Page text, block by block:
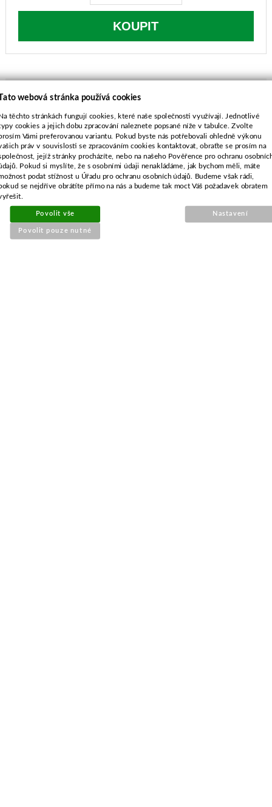
KOUPIT
POPIS ZBOŽÍ
PŘILOŽENÉ SOUBORY
Návod k obsluze najdete ve složce SOUBORY
SOUVISEJÍCÍ PRODUKTY
webová stránka používá cookies
těchto stránkách fungují cookies, které naše společnosti využívají. Jednotlivé
cookies a jejich dobu zpracování naleznete popsané níže v tabulce. Zvolte
Vámi preferovanou variantu. Pokud byste nás potřebovali ohledně výkonu
práv v souvislosti se zpracováním cookies kontaktovat, obraťte se prosím na
jejíž stránky procházíte, nebo na našeho Pověřence pro ochranu
Pokud si myslíte, že s osobními údaji nenakládáme, jak bychom měli, máte
podat stížnost u Úřadu pro ochranu osobních údajů. Budeme však rádi,
se nejdříve obrátíte přímo na nás a budeme tak moct Váš požadavek obratem
Povolit vše
Povolit pouze nutné
Nastavení